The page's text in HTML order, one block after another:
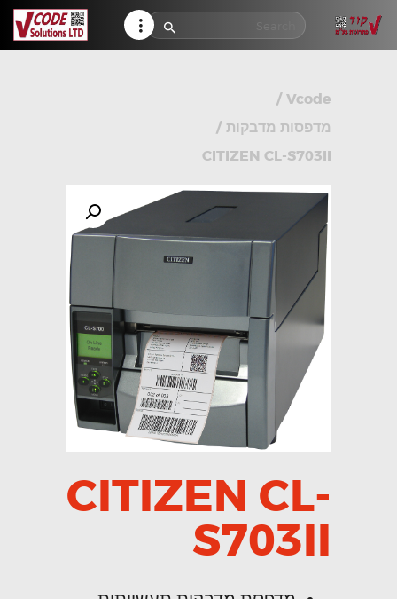
HELP CENTER
Vcode
/
מדפסות מדבקות /
CITIZEN CL-S703II
CITIZEN CL-
S703II